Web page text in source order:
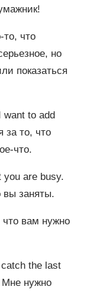
то, что
но
показаться
want to add
то, что
что.
you are busy.
заняты.
вам нужно
the last
нужно